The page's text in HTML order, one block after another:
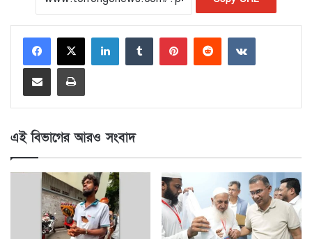
LinkedIn
এই বিভাগের আরও সংবাদ